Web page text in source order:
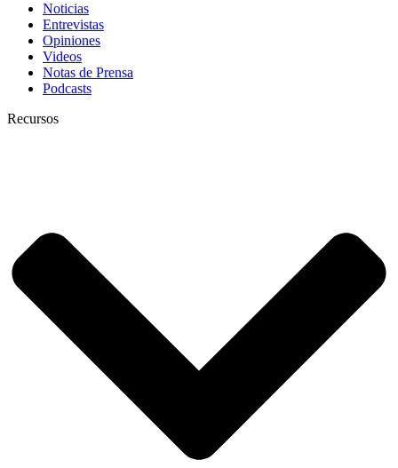
Noticias
Entrevistas
Opiniones
Videos
Notas de Prensa
Podcasts
Recursos